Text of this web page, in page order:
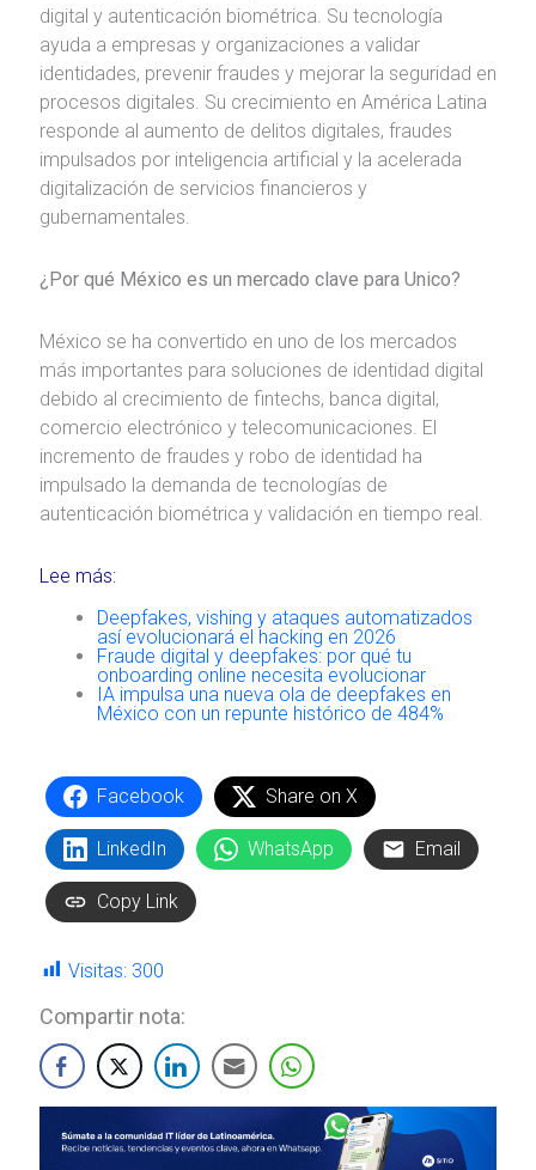
digital y autenticación biométrica. Su tecnología
ayuda a empresas y organizaciones a validar
identidades, prevenir fraudes y mejorar la seguridad en
procesos digitales. Su crecimiento en América Latina
responde al aumento de delitos digitales, fraudes
impulsados por inteligencia artificial y la acelerada
digitalización de servicios financieros y
gubernamentales.
¿Por qué México es un mercado clave para Unico?
México se ha convertido en uno de los mercados
más importantes para soluciones de identidad digital
debido al crecimiento de fintechs, banca digital,
comercio electrónico y telecomunicaciones. El
incremento de fraudes y robo de identidad ha
impulsado la demanda de tecnologías de
autenticación biométrica y validación en tiempo real.
Lee más:
Deepfakes, vishing y ataques automatizados
así evolucionará el hacking en 2026
Fraude digital y deepfakes: por qué tu
onboarding online necesita evolucionar
IA impulsa una nueva ola de deepfakes en
México con un repunte histórico de 484%
Facebook Share on X
LinkedIn WhatsApp Email
Copy Link
Visitas: 300
Compartir nota: